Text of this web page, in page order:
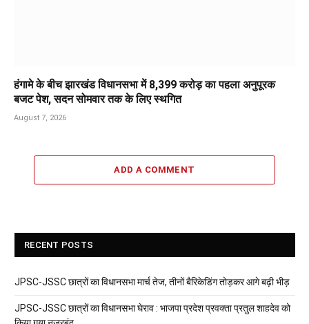
हंगामे के बीच झारखंड विधानसभा में 8,399 करोड़ का पहला अनुपूरक
बजट पेश, सदन सोमवार तक के लिए स्थगित
August 7, 2026
ADD A COMMENT
RECENT POSTS
JPSC-JSSC छात्रों का विधानसभा मार्च तेज, तीनों बैरिकेडिंग तोड़कर आगे बढ़ी भीड़
JPSC-JSSC छात्रों का विधानसभा घेराव : भाजपा प्रदेश प्रवक्ता प्रतुल शाहदेव को